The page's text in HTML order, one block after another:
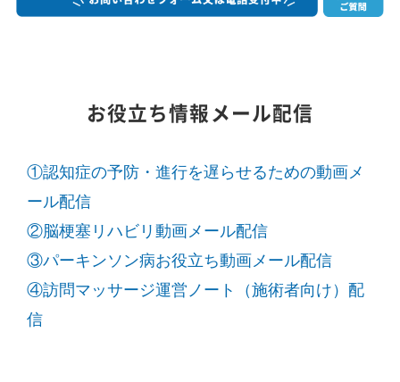
お役立ち情報メール配信
①認知症の予防・進行を遅らせるための動画メ
ール配信
②脳梗塞リハビリ動画メール配信
③パーキンソン病お役立ち動画メール配信
④訪問マッサージ運営ノート（施術者向け）配
信